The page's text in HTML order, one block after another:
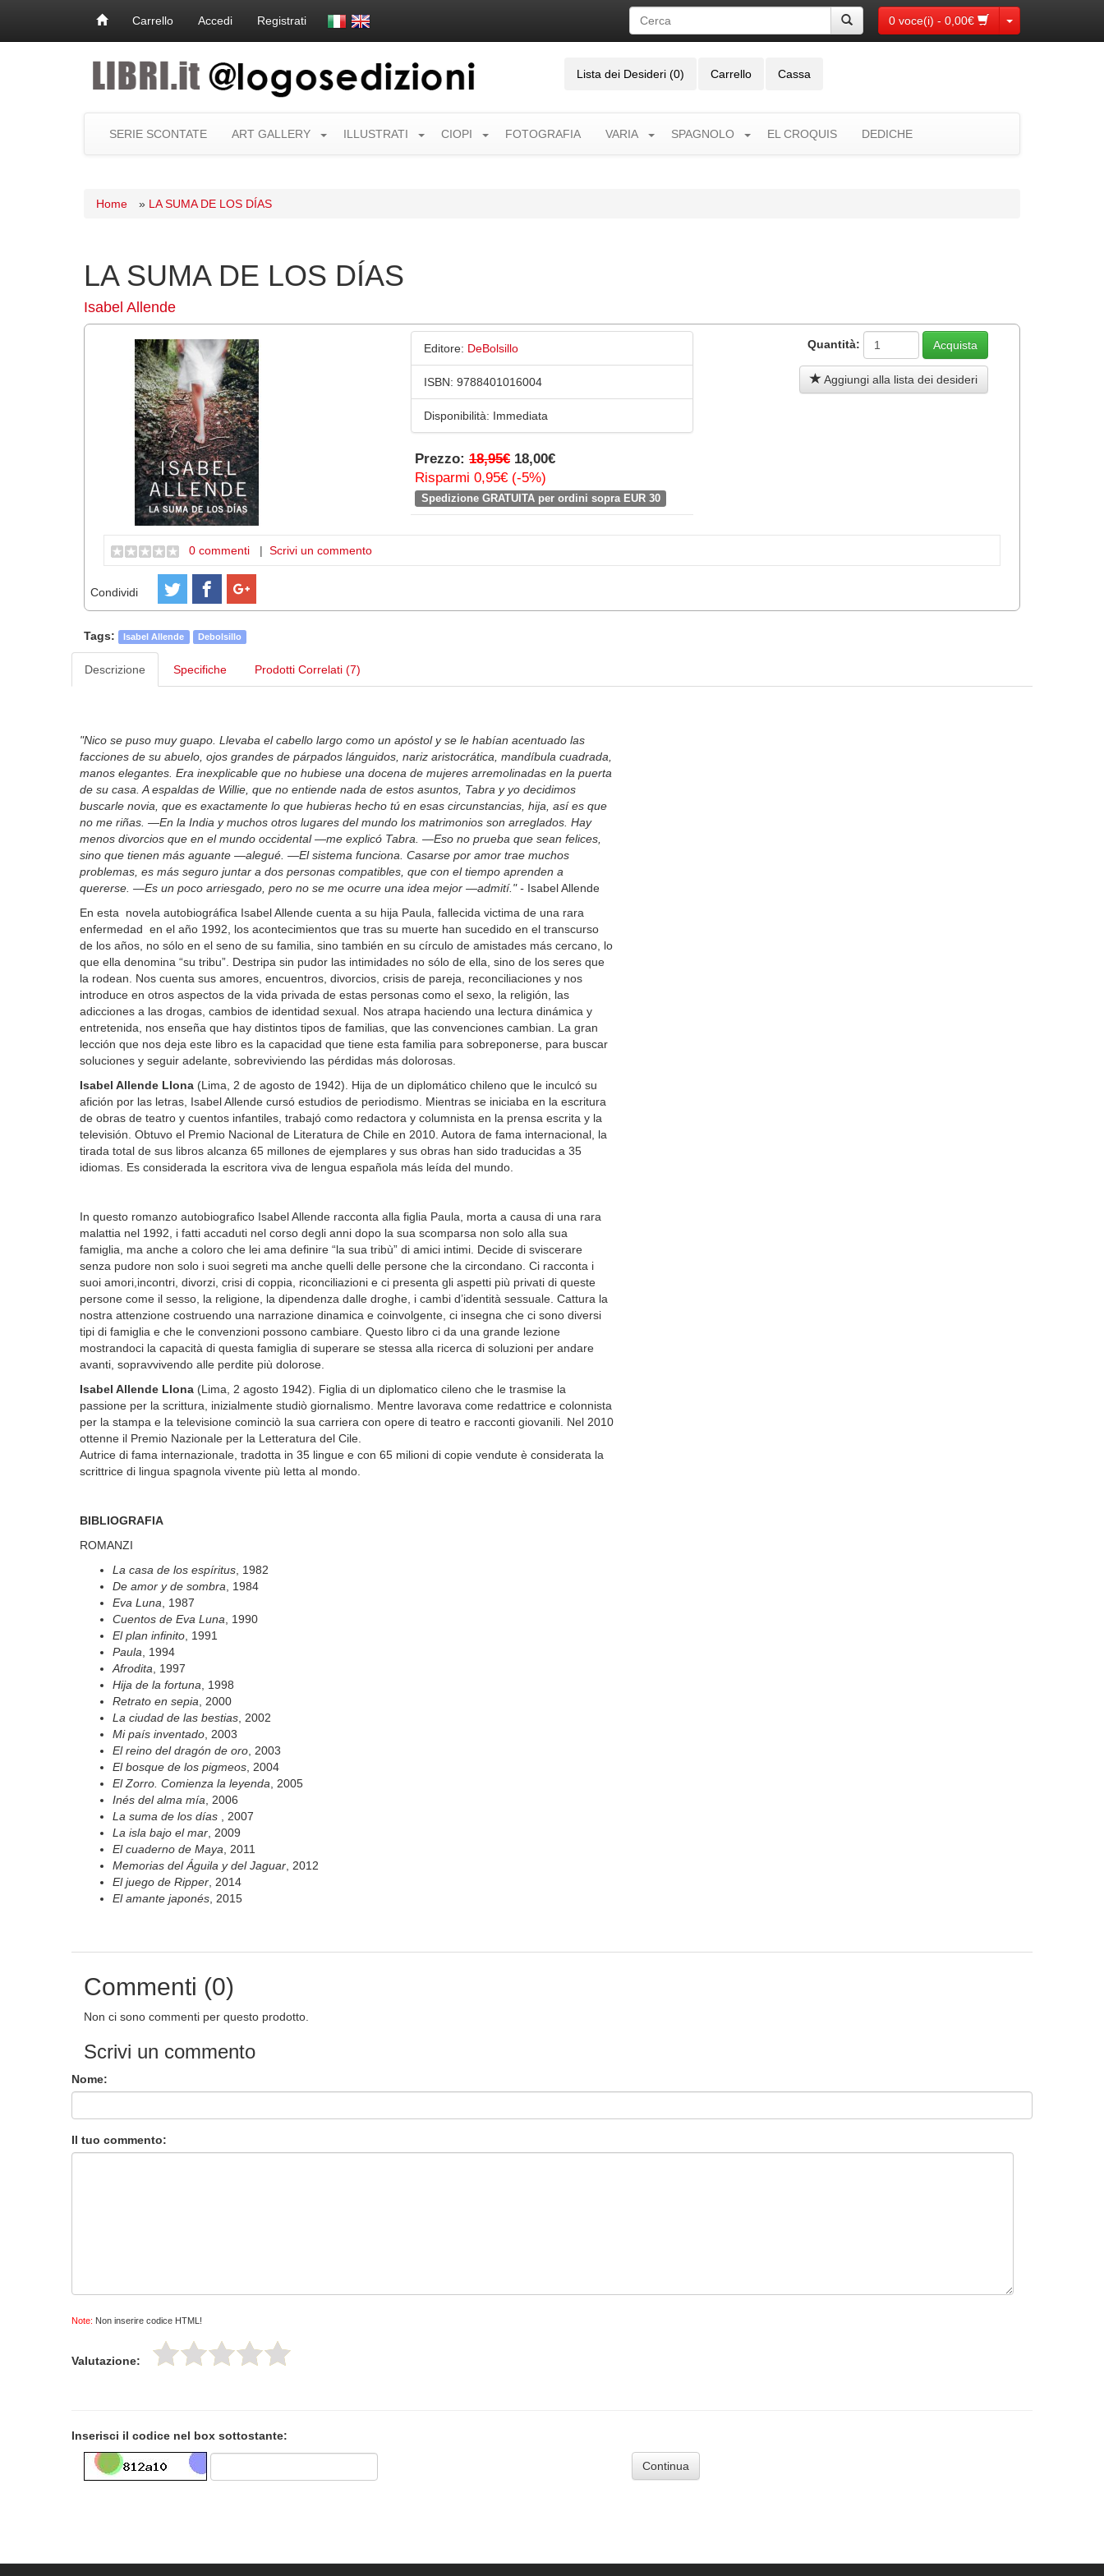
0 voce(i) - 0,00€ Toggle Dropdown
Carrello Accedi Registrati
Lista dei Desideri (0) Carrello Cassa
SERIE SCONTATE ART GALLERY ILLUSTRATI CIOPI FOTOGRAFIA VARIA SPAGNOLO EL CROQUIS DEDICHE
Home » LA SUMA DE LOS DÍAS
LA SUMA DE LOS DÍAS
Isabel Allende
Editore: DeBolsillo
ISBN: 9788401016004
Disponibilità: Immediata
Prezzo: 18,95€ 18,00€
Risparmi 0,95€ (-5%)
Spedizione GRATUITA per ordini sopra EUR 30
Quantità:
Aggiungi alla lista dei desideri
0 commenti | Scrivi un commento
Condividi
Tags: Isabel Allende Debolsillo
Descrizione Specifiche Prodotti Correlati (7)
"Nico se puso muy guapo. Llevaba el cabello largo como un apóstol y se le habían acentuado las
facciones de su abuelo, ojos grandes de párpados lánguidos, nariz aristocrática, mandíbula cuadrada,
manos elegantes. Era inexplicable que no hubiese una docena de mujeres arremolinadas en la puerta
de su casa. A espaldas de Willie, que no entiende nada de estos asuntos, Tabra y yo decidimos
buscarle novia, que es exactamente lo que hubieras hecho tú en esas circunstancias, hija, así es que
no me riñas. —En la India y muchos otros lugares del mundo los matrimonios son arreglados. Hay
menos divorcios que en el mundo occidental —me explicó Tabra. —Eso no prueba que sean felices,
sino que tienen más aguante —alegué. —El sistema funciona. Casarse por amor trae muchos
problemas, es más seguro juntar a dos personas compatibles, que con el tiempo aprenden a
quererse. —Es un poco arriesgado, pero no se me ocurre una idea mejor —admití." - Isabel Allende
En esta novela autobiográfica Isabel Allende cuenta a su hija Paula, fallecida victima de una rara
enfermedad en el año 1992, los acontecimientos que tras su muerte han sucedido en el transcurso
de los años, no sólo en el seno de su familia, sino también en su círculo de amistades más cercano, lo
que ella denomina “su tribu”. Destripa sin pudor las intimidades no sólo de ella, sino de los seres que
la rodean. Nos cuenta sus amores, encuentros, divorcios, crisis de pareja, reconciliaciones y nos
introduce en otros aspectos de la vida privada de estas personas como el sexo, la religión, las
adicciones a las drogas, cambios de identidad sexual. Nos atrapa haciendo una lectura dinámica y
entretenida, nos enseña que hay distintos tipos de familias, que las convenciones cambian. La gran
lección que nos deja este libro es la capacidad que tiene esta familia para sobreponerse, para buscar
soluciones y seguir adelante, sobreviviendo las pérdidas más dolorosas.
Isabel Allende Llona (Lima, 2 de agosto de 1942). Hija de un diplomático chileno que le inculcó su
afición por las letras, Isabel Allende cursó estudios de periodismo. Mientras se iniciaba en la escritura
de obras de teatro y cuentos infantiles, trabajó como redactora y columnista en la prensa escrita y la
televisión. Obtuvo el Premio Nacional de Literatura de Chile en 2010. Autora de fama internacional, la
tirada total de sus libros alcanza 65 millones de ejemplares y sus obras han sido traducidas a 35
idiomas. Es considerada la escritora viva de lengua española más leída del mundo.
In questo romanzo autobiografico Isabel Allende racconta alla figlia Paula, morta a causa di una rara
malattia nel 1992, i fatti accaduti nel corso degli anni dopo la sua scomparsa non solo alla sua
famiglia, ma anche a coloro che lei ama definire “la sua tribù” di amici intimi. Decide di sviscerare
senza pudore non solo i suoi segreti ma anche quelli delle persone che la circondano. Ci racconta i
suoi amori,incontri, divorzi, crisi di coppia, riconciliazioni e ci presenta gli aspetti più privati di queste
persone come il sesso, la religione, la dipendenza dalle droghe, i cambi d’identità sessuale. Cattura la
nostra attenzione costruendo una narrazione dinamica e coinvolgente, ci insegna che ci sono diversi
tipi di famiglia e che le convenzioni possono cambiare. Questo libro ci da una grande lezione
mostrandoci la capacità di questa famiglia di superare se stessa alla ricerca di soluzioni per andare
avanti, sopravvivendo alle perdite più dolorose.
Isabel Allende Llona (Lima, 2 agosto 1942). Figlia di un diplomatico cileno che le trasmise la
passione per la scrittura, inizialmente studiò giornalismo. Mentre lavorava come redattrice e colonnista
per la stampa e la televisione cominciò la sua carriera con opere di teatro e racconti giovanili. Nel 2010
ottenne il Premio Nazionale per la Letteratura del Cile.
Autrice di fama internazionale, tradotta in 35 lingue e con 65 milioni di copie vendute è considerata la
scrittrice di lingua spagnola vivente più letta al mondo.
BIBLIOGRAFIA
ROMANZI
La casa de los espíritus, 1982
De amor y de sombra, 1984
Eva Luna, 1987
Cuentos de Eva Luna, 1990
El plan infinito, 1991
Paula, 1994
Afrodita, 1997
Hija de la fortuna, 1998
Retrato en sepia, 2000
La ciudad de las bestias, 2002
Mi país inventado, 2003
El reino del dragón de oro, 2003
El bosque de los pigmeos, 2004
El Zorro. Comienza la leyenda, 2005
Inés del alma mía, 2006
La suma de los días , 2007
La isla bajo el mar, 2009
El cuaderno de Maya, 2011
Memorias del Águila y del Jaguar, 2012
El juego de Ripper, 2014
El amante japonés, 2015
Commenti (0)
Non ci sono commenti per questo prodotto.
Scrivi un commento
Nome:
Il tuo commento:
Note: Non inserire codice HTML!
Valutazione:
Inserisci il codice nel box sottostante:
Continua